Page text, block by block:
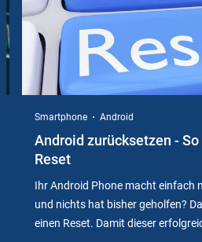
Smartphone Android
Android zurücksetzen -
Reset
Ihr Android Phone macht einfach
und nichts hat bisher geholfen?
einen Reset. Damit dieser